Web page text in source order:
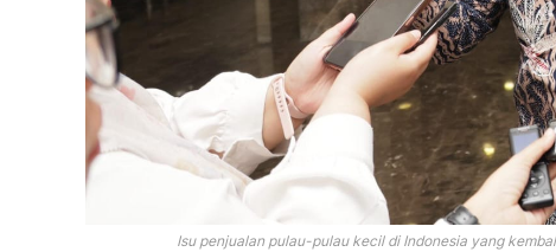
Isu penjualan pulau-pulau kecil di Indonesia yang